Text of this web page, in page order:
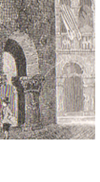
copertine